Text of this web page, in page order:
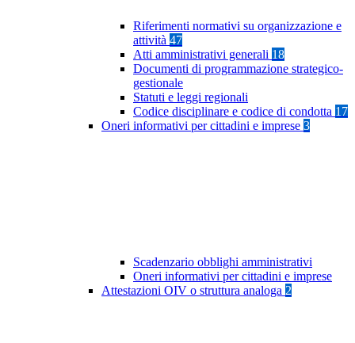
Riferimenti normativi su organizzazione e
attività 47
Atti amministrativi generali 18
Documenti di programmazione strategico-
gestionale
Statuti e leggi regionali
Codice disciplinare e codice di condotta 17
Oneri informativi per cittadini e imprese 3
Scadenzario obblighi amministrativi
Oneri informativi per cittadini e imprese
Attestazioni OIV o struttura analoga 2